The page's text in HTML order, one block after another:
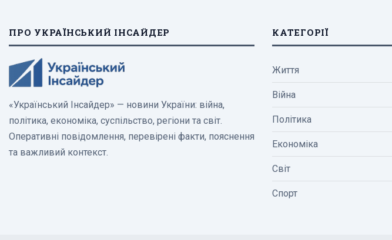
ПРО УКРАЇНСЬКИЙ ІНСАЙДЕР
«Український Інсайдер» — новини України: війна,
політика, економіка, суспільство, регіони та світ.
Оперативні повідомлення, перевірені факти, пояснення
та важливий контекст.
КАТЕГОРІЇ
Життя
Війна
Політика
Економіка
Світ
Спорт